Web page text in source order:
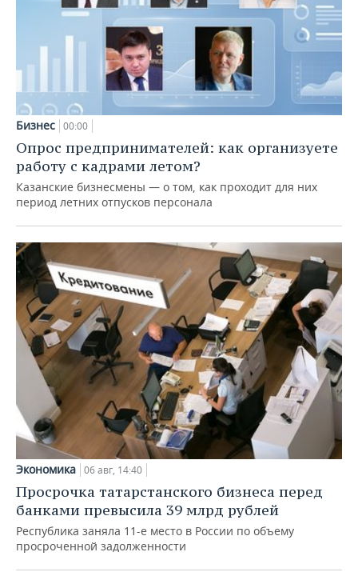
Бизнес 00:00
Опрос предпринимателей: как организуете
работу с кадрами летом?
Казанские бизнесмены — о том, как проходит для них
период летних отпусков персонала
Экономика 06 авг, 14:40
Просрочка татарстанского бизнеса перед
банками превысила 39 млрд рублей
Республика заняла 11-е место в России по объему
просроченной задолженности